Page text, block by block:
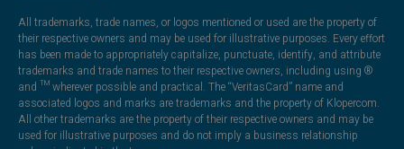
All trademarks, trade names, or logos mentioned or used are the property of
their respective owners and may be used for illustrative purposes. Every effort
has been made to appropriately capitalize, punctuate, identify, and attribute
trademarks and trade names to their respective owners, including using ®
and ™ wherever possible and practical. The “VeritasCard” name and
associated logos and marks are trademarks and the property of Klopercom.
All other trademarks are the property of their respective owners and may be
used for illustrative purposes and do not imply a business relationship